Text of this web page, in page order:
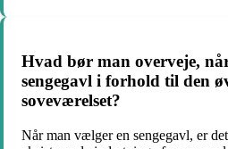
Hvad bør man overveje,
sengegavl i forhold til den
soveværelset?
Når man vælger en sengegavl, er